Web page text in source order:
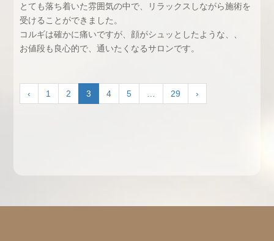
とても落ち着いた雰囲気の中で、リラックスしながら施術を
受けることができました。
コルギは確かに痛いですが、顔がシュッとしたような、、
お値段も良心的で、通いたくなるサロンです。
‹ 1 2 3 4 5 29 ›